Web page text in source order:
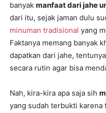
banyak manfaat dari jahe
dari itu, sejak jaman dulu
minuman tradisional yang
Faktanya memang banyak
dapatkan dari jahe,
secara rutin agar bisa
Nah, kira-kira apa saja sih
yang sudah terbukti